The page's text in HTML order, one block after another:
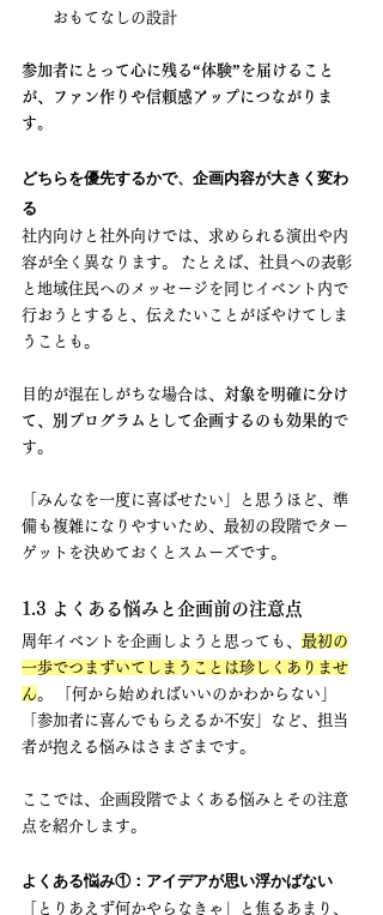
おもてなしの設計
参加者にとって心に残る“体験”を届けること
が、ファン作りや信頼感アップにつながりま
す。
どちらを優先するかで、企画内容が大きく変わ
る
社内向けと社外向けでは、求められる演出や内
容が全く異なります。 たとえば、社員への表彰
と地域住民へのメッセージを同じイベント内で
行おうとすると、伝えたいことがぼやけてしま
うことも。
目的が混在しがちな場合は、 対象を明確に分け
て、別プログラムとして企画するのも効果的で
す。
「みんなを一度に喜ばせたい」と思うほど、準
備も複雑になりやすいため、最初の段階でター
ゲットを決めておくとスムーズです。
1.3 よくある悩みと企画前の注意点
周年イベントを企画しようと思っても、 最初の
一歩でつまずいてしまうことは珍しくありませ
ん 。 「何から始めればいいのかわからない」
「参加者に喜んでもらえるか不安」など、担当
者が抱える悩みはさまざまです。
ここでは、企画段階でよくある悩みとその注意
点を紹介します。
よくある悩み①：アイデアが思い浮かばない
「とりあえず何かやらなきゃ」と焦るあまり、